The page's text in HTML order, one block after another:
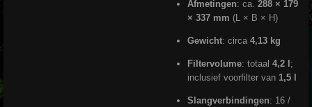
Afmetingen: ca. 288 × 179
× 337 mm (L × B × H)
Gewicht: circa 4,13 kg
Filtervolume: totaal 4,2 l ;
inclusief voorfilter van 1,5 l
Slangverbindingen: 16 /